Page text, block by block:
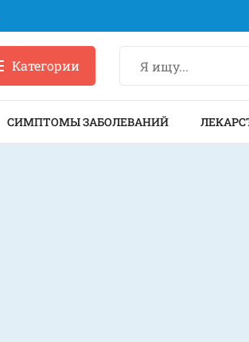
Категории
СИМПТОМЫ ЗАБОЛЕВАНИЙ